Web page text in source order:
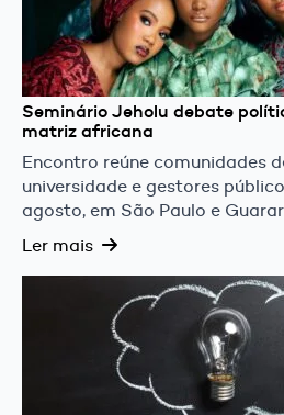
Seminário Jeholu debate
matriz africana
Encontro reúne comunidades
universidade e gestores
agosto, em São Paulo e
Ler mais